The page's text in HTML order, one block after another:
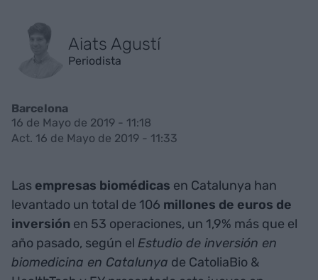
Aiats Agustí
Periodista
Barcelona
16 de Mayo de 2019 - 11:18
Act. 16 de Mayo de 2019 - 11:33
Las empresas biomédicas en Catalunya han
levantado un total de 106 millones de euros de
inversión en 53 operaciones, un 1,9% más que el
año pasado, según el Estudio de inversión en
biomedicina en Catalunya de CatoliaBio &